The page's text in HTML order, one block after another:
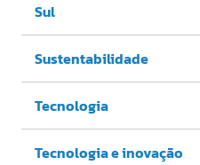
Sul
Sustentabilidade
Tecnologia
Tecnologia e inovação